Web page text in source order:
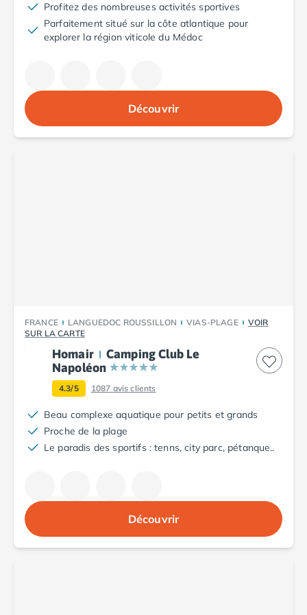
Camping Aude
Camping Gruissan
Camping Narbonne-Plage
Camping Aigues-Mortes
Camping Grau-du-Roi
Camping Nîmes
Camping Hérault
Camping Argelès-sur-Mer
Camping Canet-en-Roussillon
Camping Collioure
Camping Le Barcarès
Camping Perpignan
Camping Limousin
Camping Corrèze
Camping Lorraine
Camping Aveyron
Camping Millau
Camping Nant
Camping Saint-Amans-des-Cots
Profitez des nombreuses activités sportives
Parfaitement situé sur la côte atlantique pour
explorer la région viticole du Médoc
Découvrir
FRANCE LANGUEDOC ROUSSILLON VIAS-PLAGE
VOIR
SUR LA CARTE
Homair
Camping Club Le
Napoléon
4.3/5 1087 avis clients
Beau complexe aquatique pour petits et grands
Proche de la plage
Le paradis des sportifs : tenns, city parc, pétanque..
Découvrir